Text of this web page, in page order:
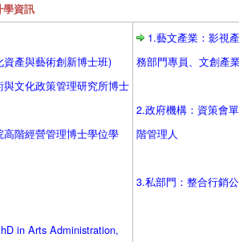
學資訊
產與藝術創新博士班)
文化政策管理研究所博士
階經營管理博士學位學
in Arts Administration,
1.藝文產業：影視
務部門專員、文創產
2.政府機構：資策會
階管理人
3.私部門：整合行銷